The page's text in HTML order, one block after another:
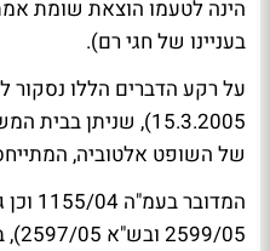
בעניינו של חגי רם).
על רקע הדברים הללו נסקור
15.3.2005), שניתן
של השופט אלטוביה,